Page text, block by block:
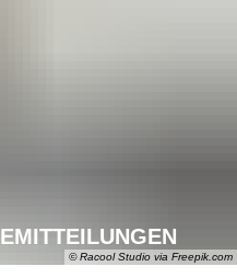
© Racool Studio via Freepik.com